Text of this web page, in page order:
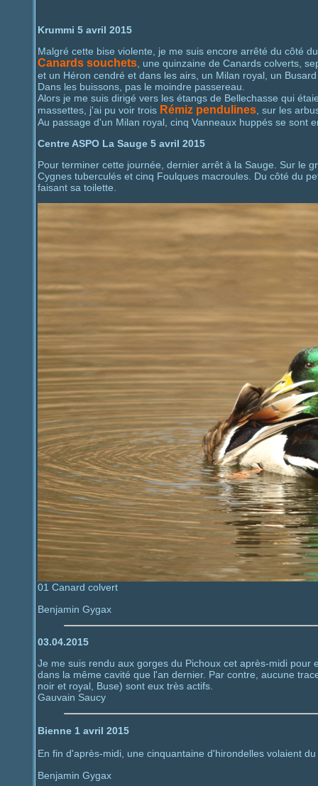
Krummi 5 avril 2015
Malgré cette bise violente, je me suis encore arrêté du côté
Canards souchets , une quinzaine de Canards colverts,
et un Héron cendré et dans les airs, un Milan royal, un
Dans les buissons, pas le moindre passereau.
Alors je me suis dirigé vers les étangs de Bellechasse qui
massettes, j'ai pu voir trois Rémiz pendulines , sur les
Au passage d'un Milan royal, cinq Vanneaux huppés se sont
Centre ASPO La Sauge 5 avril 2015
Pour terminer cette journée, dernier arrêt à la Sauge. Sur le
Cygnes tuberculés et cinq Foulques macroules. Du côté du
faisant sa toilette.
01 Canard colvert
Benjamin Gygax
03.04.2015
Je me suis rendu aux gorges du Pichoux cet après-midi
dans la même cavité que l'an dernier. Par contre, aucune
noir et royal, Buse) sont eux très actifs.
Gauvain Saucy
Bienne 1 avril 2015
En fin d'après-midi, une cinquantaine d'hirondelles volaient
Benjamin Gygax